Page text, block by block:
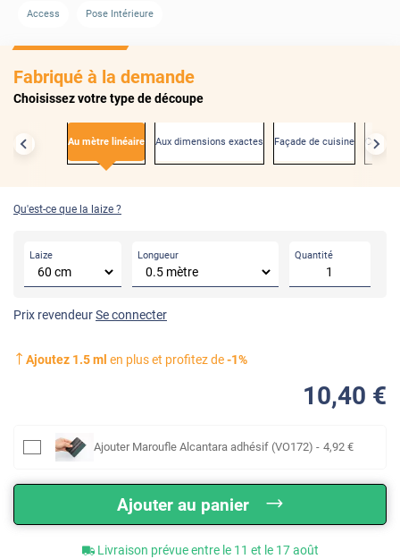
Access Pose Intérieure
Fabriqué à la demande
Choisissez votre type de découpe
Au mètre linéaire Aux dimensions exactes Façade de cuisine
Qu'est-ce que la laize ?
Laize Longueur Quantité
Prix revendeurSe connecter
Ajoutez 1.5ml en plus et profitez de-1%
10,40 €
Ajouter Maroufle Alcantara adhésif (VO172) - 4,92 €
Ajouter au panier
Livraison prévue entre le 11 et le 17 août